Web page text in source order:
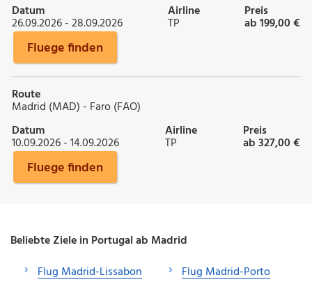
Datum
26.09.2026 - 28.09.2026
Airline
TP
Preis
ab 199,00 €
Fluege finden
Route
Madrid (MAD) - Faro (FAO)
Datum
10.09.2026 - 14.09.2026
Airline
TP
Preis
ab 327,00 €
Fluege finden
Beliebte Ziele in Portugal ab Madrid
Flug Madrid-Lissabon
Flug Madrid-Porto